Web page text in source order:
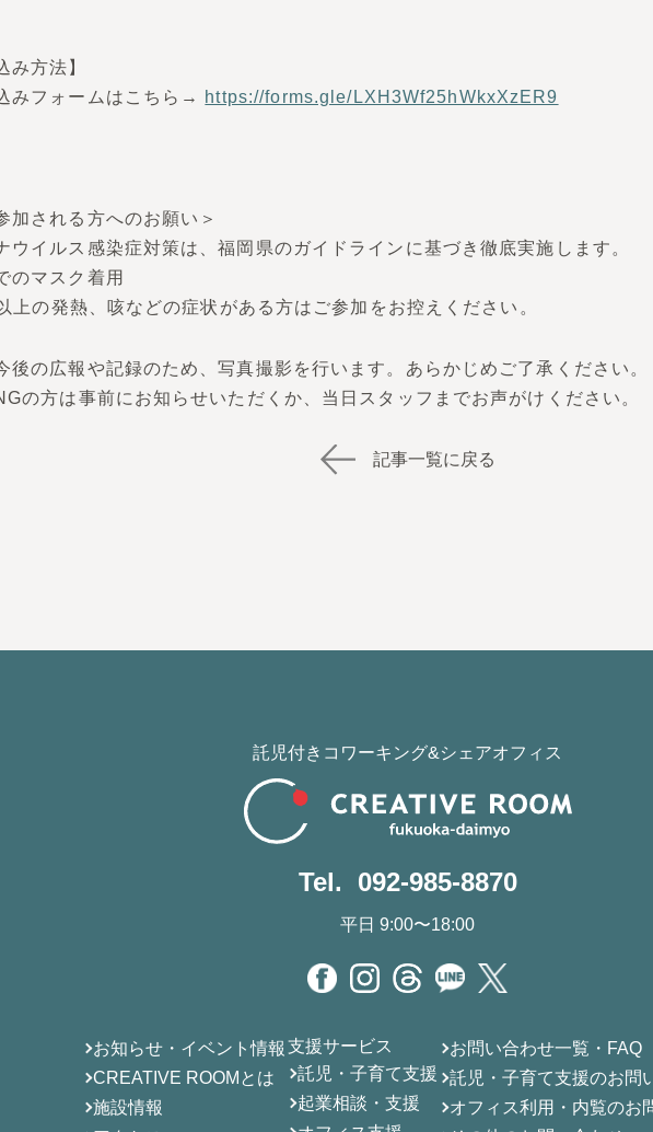
み方法】
みフォームはこちら→ https://forms.gle/LXH3Wf25hWkxXzER9
加される方へのお願い＞
ウイルス感染症対策は、福岡県のガイドラインに基づき徹底実施します。
のマスク着用
上の発熱、咳などの症状がある方はご参加をお控えください。
後の広報や記録のため、写真撮影を行います。あらかじめご了承ください。
の方は事前にお知らせいただくか、当日スタッフまでお声がけください。
記事一覧に戻る
託児付きコワーキング&シェアオフィス
Tel. 092-985-8870
平日 9:00〜18:00
お知らせ・イベント情報
CREATIVE ROOMとは
施設情報
支援サービス
託児・子育て支援
起業相談・支援
お問い合わせ一覧・FAQ
託児・子育て支援のお問
オフィス利用・内覧のお